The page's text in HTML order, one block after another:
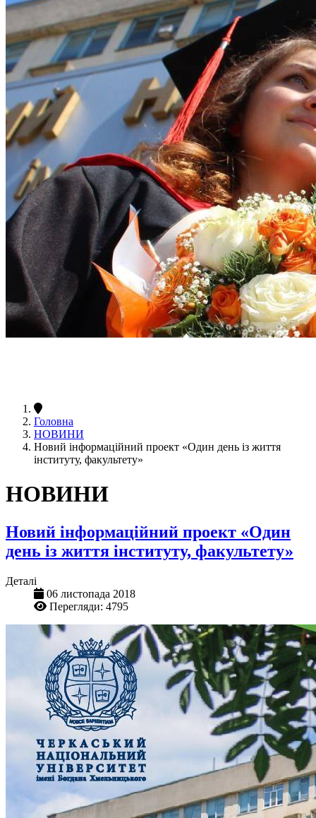
Головна
НОВИНИ
Новий інформаційний проект «Один день із життя
інституту, факультету»
НОВИНИ
Новий інформаційний проект «Один
день із життя інституту, факультету»
Деталі
06 листопада 2018
Перегляди: 4795